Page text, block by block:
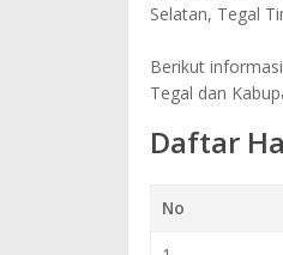
Selatan, Tegal
Berikut
Tegal dan
Daftar
No